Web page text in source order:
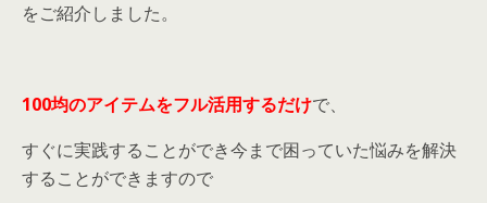
をご紹介しました。
100均のアイテムをフル活用するだけで、
すぐに実践することができ今まで困っていた悩みを解決
することができますので